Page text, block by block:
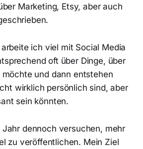
Marketing, Etsy, aber auch
ich viel mit Social Media
oft über Dinge, über
und dann entstehen
wirklich persönlich sind, aber
sein könnten.
dennoch versuchen, mehr
zu veröffentlichen. Mein Ziel